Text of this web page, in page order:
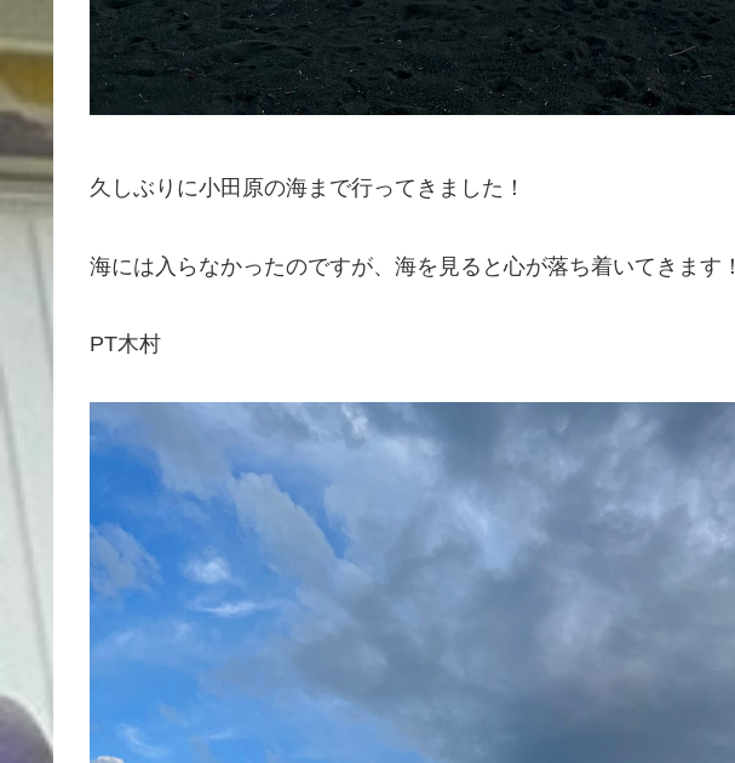
久しぶりに小田原の海まで行ってきました！
海には入らなかったのですが、海を見ると心が落ち着いてきます！
PT木村